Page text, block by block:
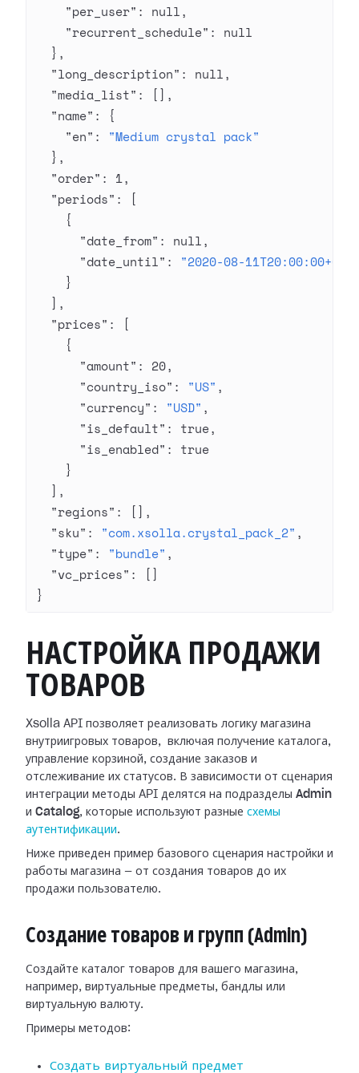
    "per_user"
: null,
    "recurrent_schedule"
: null
  },
  "long_description"
: null,
  "media_list"
: [],
  "name"
: {
    "en"
: "Medium crystal pack"
  },
  "order"
: 1,
  "periods"
: [
    {
      "date_from"
: null,
      "date_until"
: "2020-08-
    }
  ],
  "prices"
: [
    {
      "amount"
: 20,
      "country_iso"
: "US" ,
      "currency"
: "USD" ,
      "is_default"
: true,
      "is_enabled"
: true
    }
  ],
  "regions"
: [],
  "sku"
: "com.xsolla.crystal_pack_2" ,
  "type"
: "bundle" ,
  "vc_prices"
: []
}
НАСТРОЙКА ПРОДАЖИ
ТОВАРОВ
Xsolla API позволяет реализовать логику магазина
внутриигровых товаров, включая получение каталога,
управление корзиной, создание заказов и
отслеживание их статусов. В зависимости от сценария
интеграции методы API делятся на подразделы Admin
и Catalog, которые используют разные схемы
аутентификации.
Ниже приведен пример базового сценария настройки и
работы магазина — от создания товаров до их
продажи пользователю.
Создание товаров и групп (Admin)
Создайте каталог товаров для вашего магазина,
например, виртуальные предметы, бандлы или
виртуальную валюту.
Примеры методов:
Создать виртуальный предмет